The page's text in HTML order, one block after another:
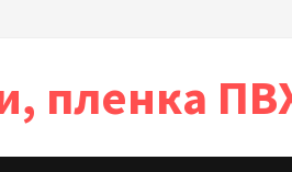
пленка